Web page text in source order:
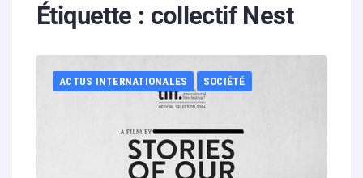
Boutique
Étiquette : collectif Nest
ACTUS INTERNATIONALES SOCIÉTÉ